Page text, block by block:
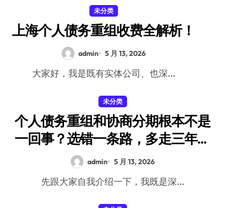
未分类
上海个人债务重组收费全解析！
admin 5 月 13, 2026
大家好，我是既有实体公司、也深...
未分类
个人债务重组和协商分期根本不是
一回事？选错一条路，多走三年弯
路
admin 5 月 13, 2026
先跟大家自我介绍一下，我既是深...